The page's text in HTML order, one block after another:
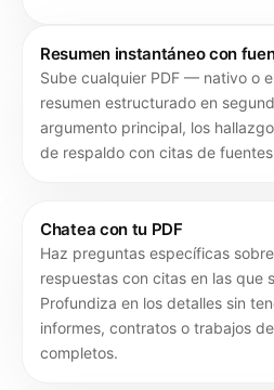
Resumen instantáneo con
Sube cualquier PDF — nativo o
resumen estructurado en
argumento principal, los
de respaldo con citas de
Chatea con tu PDF
Haz preguntas específicas
respuestas con citas en las que
Profundiza en los detalles sin
informes, contratos o trabajos
completos.